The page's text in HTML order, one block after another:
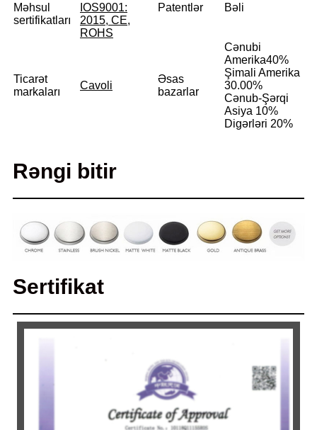
Məhsul
sertifikatları
IOS9001:
2015, CE,
ROHS
Patentlər Bəli
Ticarət
markaları
Cavoli
Əsas
bazarlar
Cənubi
Amerika40%
Şimali Amerika
30.00%
Cənub-Şərqi
Asiya 10%
Digərləri 20%
Rəngi ​​bitir
Sertifikat